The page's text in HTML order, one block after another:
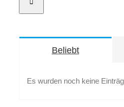
Beliebt
Es wurden noch keine